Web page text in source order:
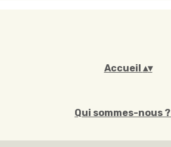
Accueil ▴▾
Qui sommes-nous ?